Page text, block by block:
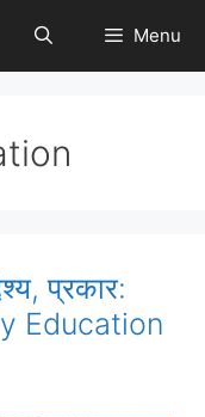
Menu
प्रकार:
Education